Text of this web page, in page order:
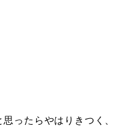
ったらやはりきつく、